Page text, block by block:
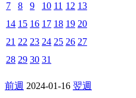
7
8 9 10 11 12 13
14 15 16 17 18 19 20
21 22 23 24 25 26 27
28 29 30 31
前週 2024-01-16 翌週